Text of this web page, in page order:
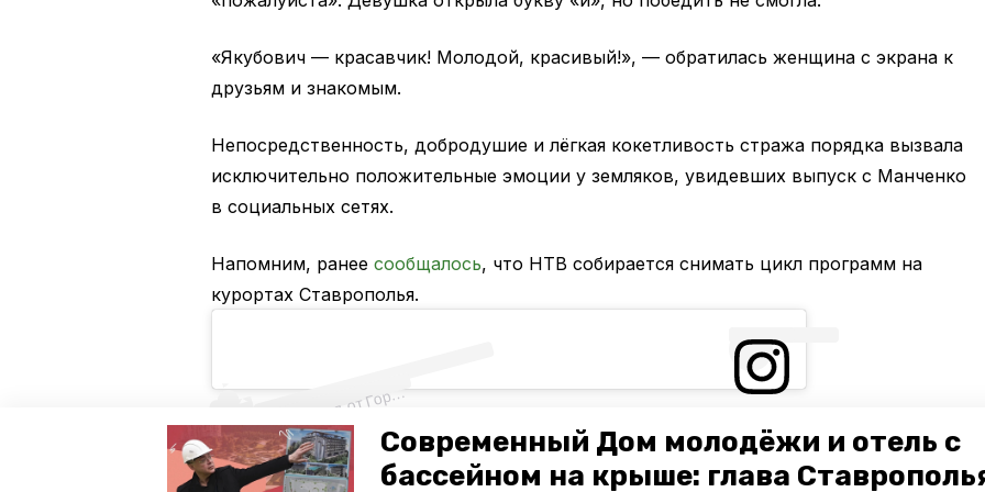
Современный Дом молодёжи и отель с
бассейном на крыше: глава
«Якубович — красавчик! Молодой, красивый!», — обратилась женщина с экрана к
друзьям и знакомым.
Непосредственность, добродушие и лёгкая кокетливость стража порядка вызвала
исключительно положительные эмоции у земляков, увидевших выпуск с Манченко
в социальных сетях.
Напомним, ранее сообщалось, что НТВ собирается снимать цикл программ на
курортах Ставрополья.
эту
публикацию
в
П
уб
л
ик
а
ц
и
я
от Г
о
ро
д
М
и
н
е
р
а
ль
н
ы
е
В
о
д
ы (
@
mi
nv
o
dy
_lif
e)
29 Мар 2019 в 11:00 PDT
Авторы: Сергей Сыровацкий